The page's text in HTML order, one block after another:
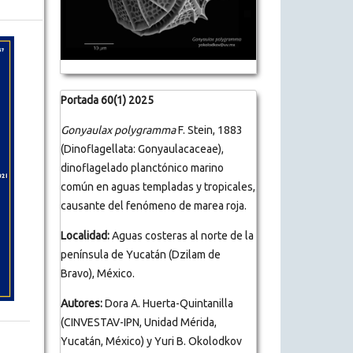
Portada 60(1) 2025
Gonyaulax polygrammaF. Stein, 1883
(Dinoflagellata: Gonyaulacaceae),
dinoflagelado planctónico marino
común en aguas templadas y tropicales,
causante del fenómeno de marea roja.
Localidad:Aguas costeras al norte de la
península de Yucatán (Dzilam de
Bravo), México.
Autores:Dora A. Huerta-Quintanilla
(CINVESTAV-IPN, Unidad Mérida,
Yucatán, México) y Yuri B. Okolodkov